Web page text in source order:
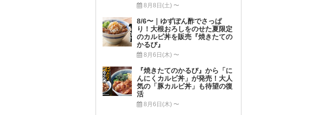
8月8日(土) 〜
8/6〜｜ゆずぽん酢でさっぱ
り！大根おろしをのせた夏限定
のカルビ丼を販売『焼きたての
かるび』
8月6日(木) 〜
『焼きたてのかるび』から「に
んにくカルビ丼」が発売！大人
気の「豚カルビ丼」も待望の復
活
8月6日(木) 〜